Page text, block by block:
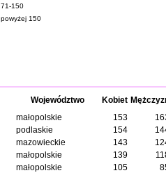
71-150
powyżej 150
Województwo Kobiet
małopolskie 153
podlaskie 154
mazowieckie 143
małopolskie 139
małopolskie 105